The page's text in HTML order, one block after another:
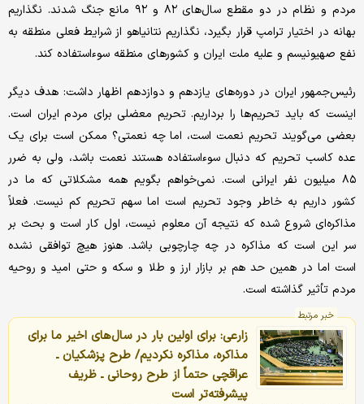
مردم و نظام در دو مقطع سال‌های ۸۲ و ۹۲ مانع جنگ شدند. نگذاریم
بهانه در اختیار ترامپ قرار بگیرد، نگذاریم نتانیاهو از شرایط فعلی منطقه به
نفع صهیونیسم و علیه ملت ایران و کشورهای منطقه سوءاستفاده کند.
رئیس‌جمهور ایران در دوره‌های یازدهم و دوازدهم اظهار داشت: هدف دیگر
اینست که باید تحریم‌ها را برداریم. تحریم معضلی برای مردم ایران است.
بعضی می‌گویند تحریم نعمت است، اما چه نعمتی؟ ممکن است برای یک
عده کاسب تحریم که دنبال سوء‌استفاده هستند نعمت باشد، ولی به ضرر
۸۵ میلیون نفر ایرانی است. نمی‌خواهم بگویم همه مشکلاتی که ما در
کشور داریم به خاطر وجود تحریم است اما سهم تحریم کم نیست. فعلاً
مذاکره‌ای شروع شده که نتیجه آن معلوم نیست، اول کار است و بحث بر
سر این است که مذاکره در چه چارچوبی باشد. هنوز هیچ توافقی نشده
است اما در همین حد هم بر بازار ارز و طلا و سکه و حتی امید و روحیه
مردم تأثیر گذاشته است.
خبر مرتبط
زارعی: برای اولین بار در سال‌های اخیر ما برای
مذاکره، مذاکره نکردیم/ طرح پزشکیان ـ
عراقچی حتماً از طرح روحانی ـ ظریف
پیشرفته‌تر است